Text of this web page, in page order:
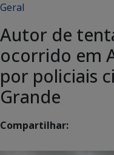
Geral
Autor de
ocorrido em
por policiais
Grande
Compartilhar: